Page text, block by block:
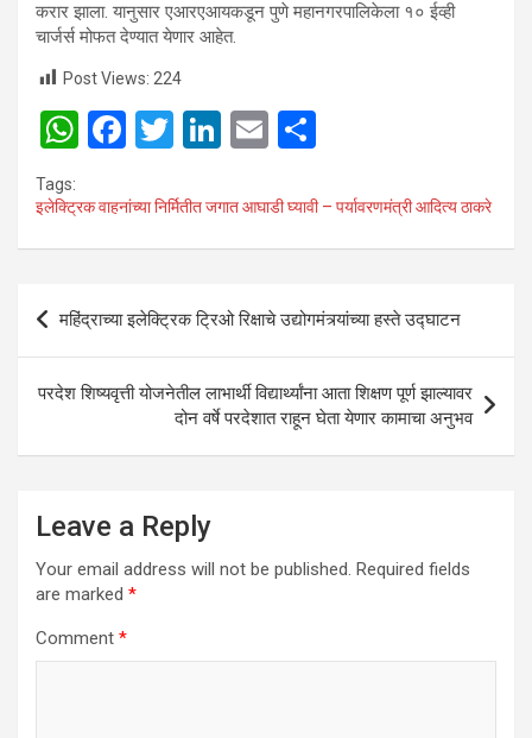
करार झाला. यानुसार एआरएआयकडून पुणे महानगरपालिकेला १० ईव्ही
चार्जर्स मोफत देण्यात येणार आहेत.
Post Views: 224
W
at
s
p
p
F
ce
b
o
k
T
tt
er
Li
ke
dI
E
ail ar
e
Tags:
इलेक्ट्रिक वाहनांच्या निर्मितीत जगात आघाडी घ्यावी – पर्यावरणमंत्री आदित्य ठाकरे
Post
navigation
महिंद्राच्या इलेक्ट्रिक ट्रिओ रिक्षाचे उद्योगमंत्र्यांच्या हस्ते उद्घाटन
परदेश शिष्यवृत्ती योजनेतील लाभार्थी विद्यार्थ्यांना आता शिक्षण पूर्ण झाल्यावर
दोन वर्षे परदेशात राहून घेता येणार कामाचा अनुभव
Leave a Reply
Your email address will not be published. Required fields
are marked *
Comment *